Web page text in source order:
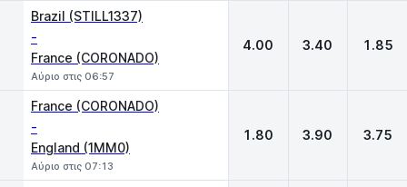
Brazil (STILL1337)
-
France (CORONADO)
Αύριο στις 06:57
4.00 3.40 1.85
France (CORONADO)
-
England (1MM0)
Αύριο στις 07:13
1.80 3.90 3.75